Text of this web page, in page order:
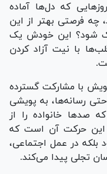
که دل‌ها آماده
چه فرصتی بهتر از این
شود؟ این خودش یک
با نیت آزاد کردن
با مشارکت گسترده
رسانه‌ها، به پویشی
صد‌ها خانواده را از
این حرکت آن است که
بلکه در عمل اجتماعی،
تجلی پیدا می‌کند.